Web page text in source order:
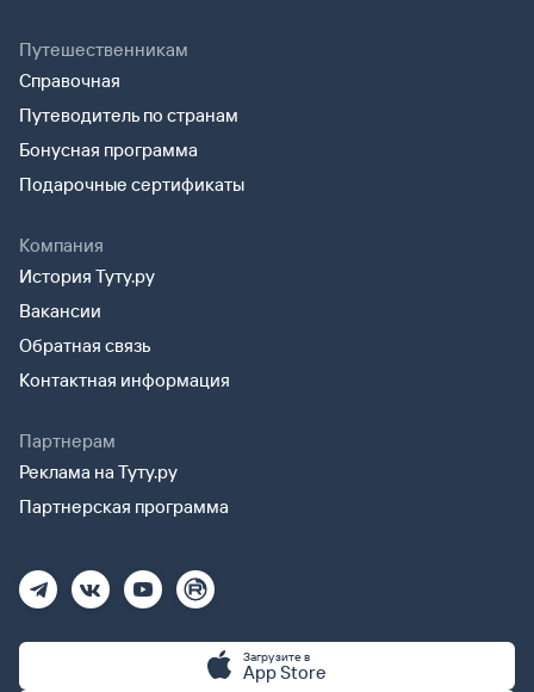
Путешественникам
Справочная
Путеводитель по странам
Бонусная программа
Подарочные сертификаты
Компания
История Туту.ру
Вакансии
Обратная связь
Контактная информация
Партнерам
Реклама на Туту.ру
Партнерская программа
Загрузите в
App Store